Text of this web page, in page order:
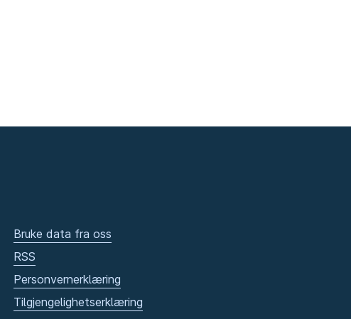
Bruke data fra oss
RSS
Personvernerklæring
Tilgjengelighetserklæring